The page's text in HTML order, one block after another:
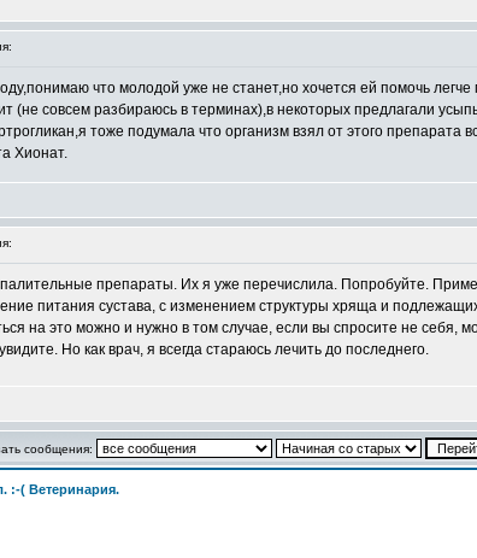
что молодой уже не станет,но хочется ей помочь
(не совсем разбираюсь в терминах),в некоторых предлагали
тоже подумала что организм взял от этого
Хионат.
препараты. Их я уже перечислила. Попробуйте.
питания сустава, с изменением структуры хряща и
на это можно и нужно в том случае, если вы спросите не себя,
Но как врач, я всегда стараюсь лечить до последнего.
сообщения:
:-( Ветеринария.